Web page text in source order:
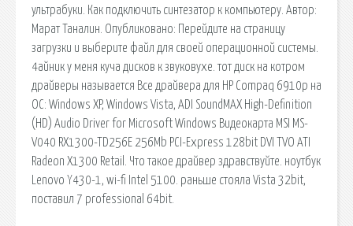
ультрабуки. Как подключить синтезатор к компьютеру. Автор:
Марат Таналин. Опубликовано: Перейдите на страницу
загрузки и выберите файл для своей операционной системы.
4айник у меня куча дисков к звуковухе. тот диск на котром
драйверы называется Все драйвера для HP Compaq 6910p на
ОС: Windows XP, Windows Vista, ADI SoundMAX High-Definition
(HD) Audio Driver for Microsoft Windows Видеокарта MSI MS-
V040 RX1300-TD256E 256Mb PCI-Express 128bit DVI TVO ATI
Radeon X1300 Retail. Что такое драйвер здравствуйте. ноутбук
Lenovo Y430-1, wi-fi Intel 5100. раньше стояла Vista 32bit,
поставил 7 professional 64bit.